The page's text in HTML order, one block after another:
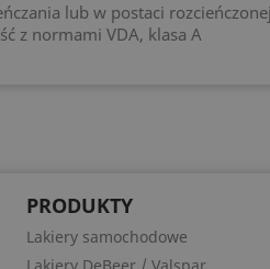
lub w postaci
z normami VDA, klasa A
PRODUKTY
Lakiery samochodowe